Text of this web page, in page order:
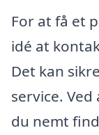
For at få et
idé at
Det kan
service.
du nemt